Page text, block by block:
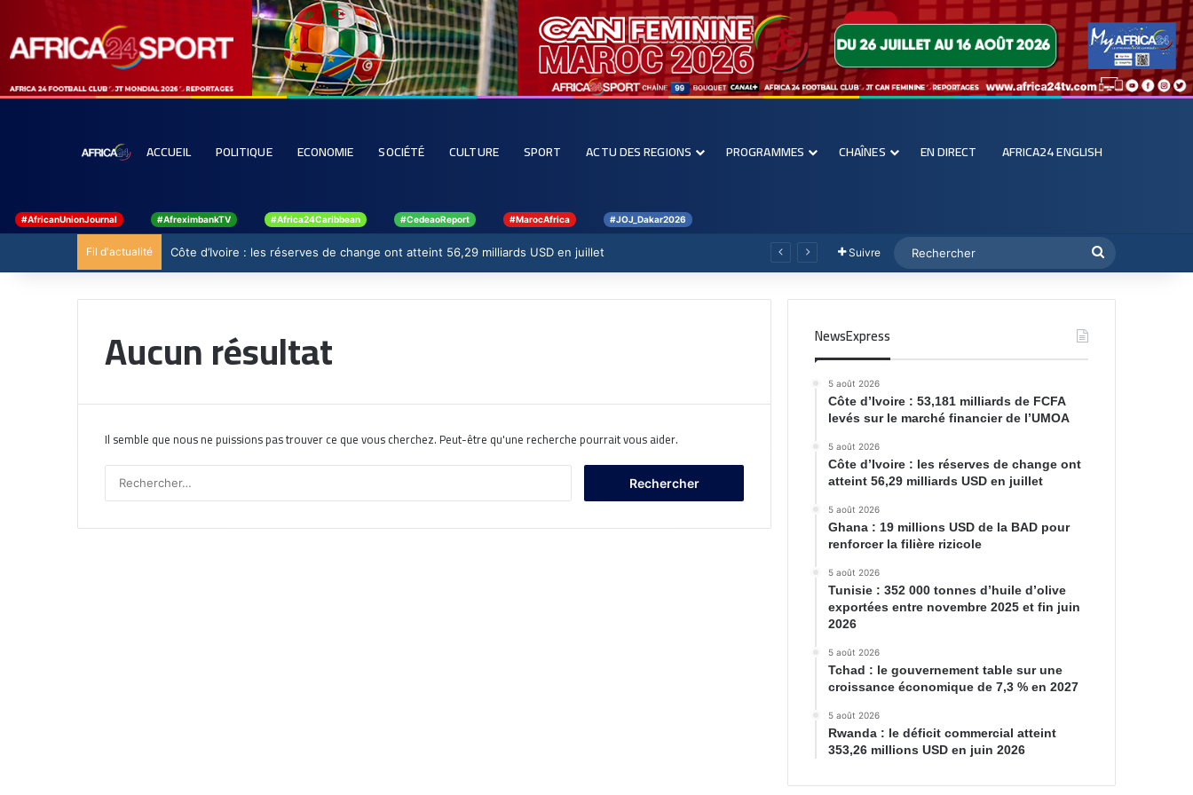
ACCUEIL POLITIQUE ECONOMIE SOCIÉTÉ CULTURE SPORT ACTU DES REGIONS PROGRAMMES CHAÎNES EN DIRECT AFRICA24 ENGLISH
#AfricanUnionJournal #AfreximbankTV #Africa24Caribbean #CedeaoReport #MarocAfrica #JOJ_Dakar2026
Fil d'actualité Côte d’Ivoire : les réserves de change ont atteint 56,29 milliards USD en juillet Suivre
Aucun résultat
Il semble que nous ne puissions pas trouver ce que vous cherchez. Peut-être qu'une recherche pourrait vous aider.
NewsExpress
5 août 2026
Côte d’Ivoire : 53,181 milliards de FCFA
levés sur le marché financier de l’UMOA
5 août 2026
Côte d’Ivoire : les réserves de change ont
atteint 56,29 milliards USD en juillet
5 août 2026
Ghana : 19 millions USD de la BAD pour
renforcer la filière rizicole
5 août 2026
Tunisie : 352 000 tonnes d’huile d’olive
exportées entre novembre 2025 et fin juin
2026
5 août 2026
Tchad : le gouvernement table sur une
croissance économique de 7,3 % en 2027
5 août 2026
Rwanda : le déficit commercial atteint
353,26 millions USD en juin 2026